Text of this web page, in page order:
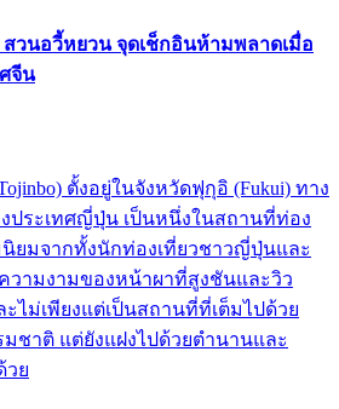
สวนอวี้หยวน จุดเช็กอินห้ามพลาดเมื่อ
จีน
ตั้งอยู่ในจังหวัดฟุกุอิ (Fukui) ทาง
ประเทศญี่ปุ่น เป็นหนึ่งในสถานที่ท่อง
นิยมจากทั้งนักท่องเที่ยวชาวญี่ปุ่นและ
วามงามของหน้าผาที่สูงชันและวิว
ไม่เพียงแต่เป็นสถานที่ที่เต็มไปด้วย
ชาติ แต่ยังแฝงไปด้วยตำนานและ
วย